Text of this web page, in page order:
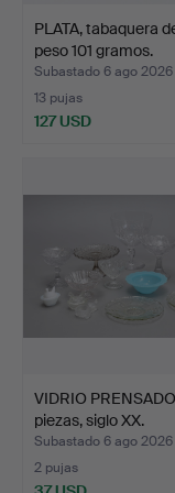
PLATA, tabaquera
peso 101 gramos.
Subastado 6 ago 2026
13 pujas
127 USD
VIDRIO
piezas, siglo XX.
Subastado 6 ago 2026
2 pujas